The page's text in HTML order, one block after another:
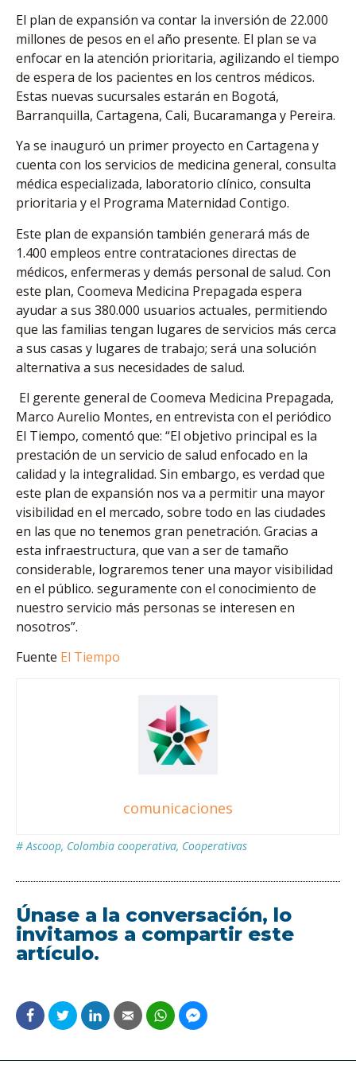
El plan de expansión va contar la inversión de 22.000
millones de pesos en el año presente. El plan se va
enfocar en la atención prioritaria, agilizando el tiempo
de espera de los pacientes en los centros médicos.
Estas nuevas sucursales estarán en Bogotá,
Barranquilla, Cartagena, Cali, Bucaramanga y Pereira.
Ya se inauguró un primer proyecto en Cartagena y
cuenta con los servicios de medicina general, consulta
médica especializada, laboratorio clínico, consulta
prioritaria y el Programa Maternidad Contigo.
Este plan de expansión también generará más de
1.400 empleos entre contrataciones directas de
médicos, enfermeras y demás personal de salud. Con
este plan, Coomeva Medicina Prepagada espera
ayudar a sus 380.000 usuarios actuales, permitiendo
que las familias tengan lugares de servicios más cerca
a sus casas y lugares de trabajo; será una solución
alternativa a sus necesidades de salud.
El gerente general de Coomeva Medicina Prepagada,
Marco Aurelio Montes, en entrevista con el periódico
El Tiempo, comentó que: “El objetivo principal es la
prestación de un servicio de salud enfocado en la
calidad y la integralidad. Sin embargo, es verdad que
este plan de expansión nos va a permitir una mayor
visibilidad en el mercado, sobre todo en las ciudades
en las que no tenemos gran penetración. Gracias a
esta infraestructura, que van a ser de tamaño
considerable, lograremos tener una mayor visibilidad
en el público. seguramente con el conocimiento de
nuestro servicio más personas se interesen en
nosotros”.
Fuente El Tiempo
comunicaciones
# Ascoop, Colombia cooperativa, Cooperativas
Únase a la conversación, lo
invitamos a compartir este
artículo.